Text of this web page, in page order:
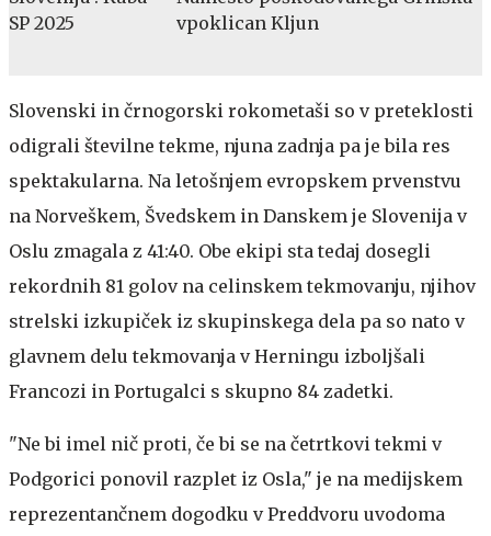
vpoklican Kljun
Slovenski in črnogorski rokometaši so v preteklosti
odigrali številne tekme, njuna zadnja pa je bila res
spektakularna. Na letošnjem evropskem prvenstvu
na Norveškem, Švedskem in Danskem je Slovenija v
Oslu zmagala z 41:40. Obe ekipi sta tedaj dosegli
rekordnih 81 golov na celinskem tekmovanju, njihov
strelski izkupiček iz skupinskega dela pa so nato v
glavnem delu tekmovanja v Herningu izboljšali
Francozi in Portugalci s skupno 84 zadetki.
"Ne bi imel nič proti, če bi se na četrtkovi tekmi v
Podgorici ponovil razplet iz Osla," je na medijskem
reprezentančnem dogodku v Preddvoru uvodoma